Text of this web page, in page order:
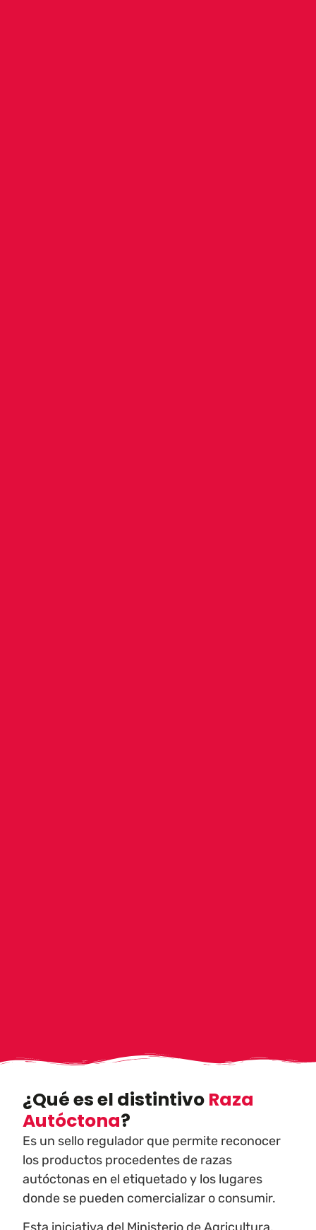
¿Qué es el distintivo Raza
Autóctona?
Es un sello regulador que permite reconocer
los productos procedentes de razas
autóctonas en el etiquetado y los lugares
donde se pueden comercializar o consumir.